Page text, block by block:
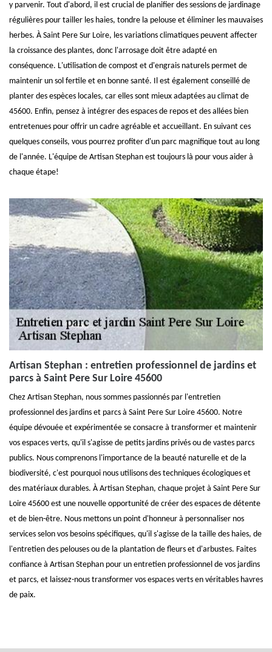
y parvenir. Tout d'abord, il est crucial de planifier des sessions de jardinage
régulières pour tailler les haies, tondre la pelouse et éliminer les mauvaises
herbes. À Saint Pere Sur Loire, les variations climatiques peuvent affecter
la croissance des plantes, donc l'arrosage doit être adapté en
conséquence. L'utilisation de compost et d'engrais naturels permet de
maintenir un sol fertile et en bonne santé. Il est également conseillé de
planter des espèces locales, car elles sont mieux adaptées au climat de
45600. Enfin, pensez à intégrer des espaces de repos et des allées bien
entretenues pour offrir un cadre agréable et accueillant. En suivant ces
quelques conseils, vous pourrez profiter d'un parc magnifique tout au long
de l'année. L'équipe de Artisan Stephan est toujours là pour vous aider à
chaque étape!
Artisan Stephan : entretien professionnel de jardins et
parcs à Saint Pere Sur Loire 45600
Chez Artisan Stephan, nous sommes passionnés par l'entretien
professionnel des jardins et parcs à Saint Pere Sur Loire 45600. Notre
équipe dévouée et expérimentée se consacre à transformer et maintenir
vos espaces verts, qu'il s'agisse de petits jardins privés ou de vastes parcs
publics. Nous comprenons l'importance de la beauté naturelle et de la
biodiversité, c'est pourquoi nous utilisons des techniques écologiques et
des matériaux durables. À Artisan Stephan, chaque projet à Saint Pere Sur
Loire 45600 est une nouvelle opportunité de créer des espaces de détente
et de bien-être. Nous mettons un point d'honneur à personnaliser nos
services selon vos besoins spécifiques, qu'il s'agisse de la taille des haies, de
l'entretien des pelouses ou de la plantation de fleurs et d'arbustes. Faites
confiance à Artisan Stephan pour un entretien professionnel de vos jardins
et parcs, et laissez-nous transformer vos espaces verts en véritables havres
de paix.